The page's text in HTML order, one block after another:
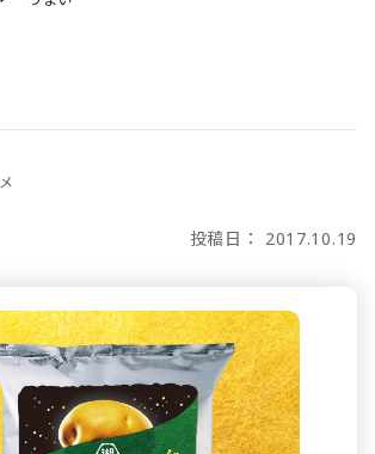
投稿日： 2017.10.19